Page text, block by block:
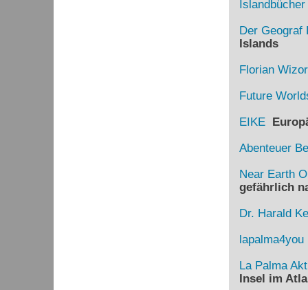
Islandbücher
Der Geograf
Islands
Florian
Future
EIKE
Abenteuer
Near Earth
gefährlich
Dr. Harald
lapalma4you
La Palma
Insel im